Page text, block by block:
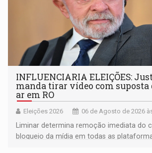
INFLUENCIARIA ELEIÇÕES:
manda tirar vídeo com suposta
ar em RO
Eleições 2026 06 de Agosto de 2026
Liminar determina remoção imediata do
bloqueio da mídia em todas as